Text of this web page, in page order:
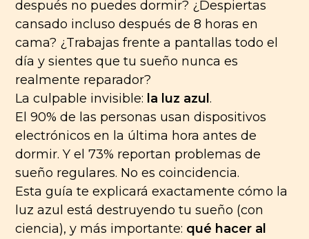
después no puedes dormir? ¿Despiertas
cansado incluso después de 8 horas en
cama? ¿Trabajas frente a pantallas todo el
día y sientes que tu sueño nunca es
realmente reparador?
La culpable invisible: la luz azul.
El 90% de las personas usan dispositivos
electrónicos en la última hora antes de
dormir. Y el 73% reportan problemas de
sueño regulares. No es coincidencia.
Esta guía te explicará exactamente cómo la
luz azul está destruyendo tu sueño (con
ciencia), y más importante: qué hacer al